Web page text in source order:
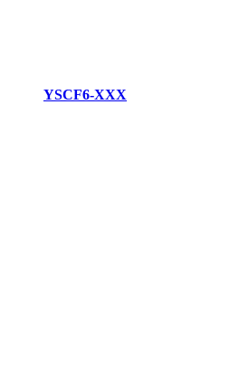
YSCF6-XXX